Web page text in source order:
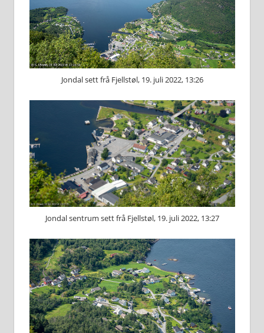
Jondal sett frå Fjellstøl, 19. juli 2022, 13:26
Jondal sentrum sett frå Fjellstøl, 19. juli 2022, 13:27